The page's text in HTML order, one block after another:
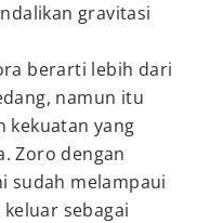
gravitasi
berarti lebih dari
namun itu
kekuatan yang
Zoro dengan
sudah melampaui
sebagai